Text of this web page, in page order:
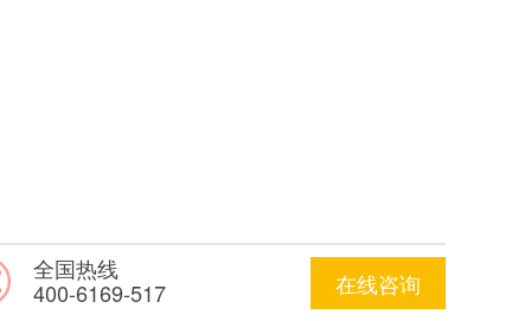
在线咨询
全国热线
400-6169-517